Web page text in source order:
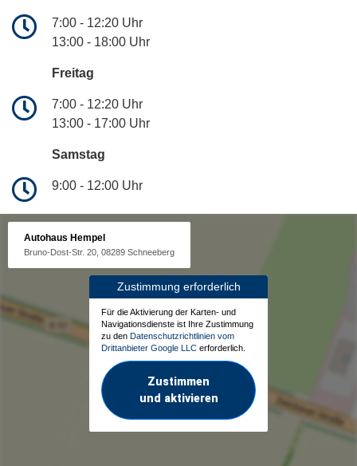
7:00 - 12:20 Uhr
13:00 - 18:00 Uhr
Freitag
7:00 - 12:20 Uhr
13:00 - 17:00 Uhr
Samstag
9:00 - 12:00 Uhr
Autohaus Hempel
Bruno-Dost-Str. 20, 08289 Schneeberg
Zustimmung erforderlich
Für die Aktivierung der Karten- und
Navigationsdienste ist Ihre Zustimmung
zu den Datenschutzrichtlinien vom
Drittanbieter Google LLC erforderlich.
Zustimmen
und aktivieren